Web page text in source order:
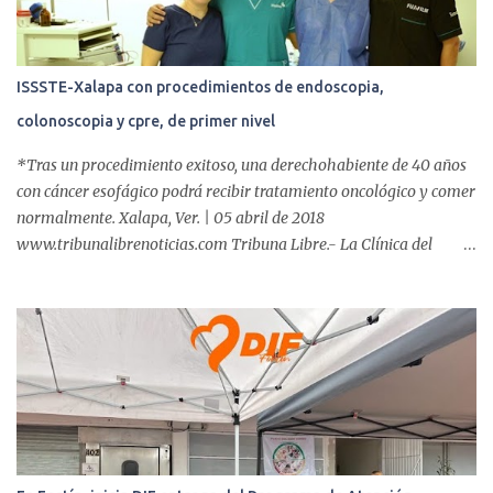
ISSSTE-Xalapa con procedimientos de endoscopia,
colonoscopia y cpre, de primer nivel
*Tras un procedimiento exitoso, una derechohabiente de 40 años
con cáncer esofágico podrá recibir tratamiento oncológico y comer
normalmente. Xalapa, Ver. | 05 abril de 2018
www.tribunalibrenoticias.com Tribuna Libre.- La Clínica del
incluyen endoscopia, colonoscopia y colangiopancreatografía
retrógrada endoscópica (CPRE), con equipo de alta tecnología de
videoendoscopia gástrica y con especialistas certificados. Además
se cuenta con endoscopios de última tecnología que permiten
diagnósticos con mayor certeza y sin dolor para el paciente, a
través de la atención de un equipo de profesionales
multidisciplinario: tres endoscopistas, anestesiólogo y personal